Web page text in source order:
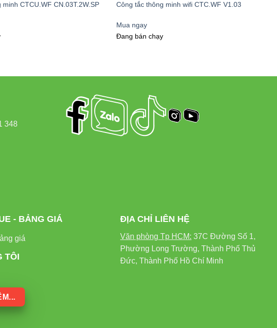
CTCU.WF CN.03T.2W.SP Công tắc thông minh wifi CTC.WF V1.03
Mua ngay
Đang bán chạy
348
- BẢNG GIÁ
giá
TÔI
ĐỊA CHỈ LIÊN HỆ
Văn phòng Tp HCM: 37C Đường Số 1,
Phường Long Trường, Thành Phố Thủ
Đức, Thành Phố Hồ Chí Minh